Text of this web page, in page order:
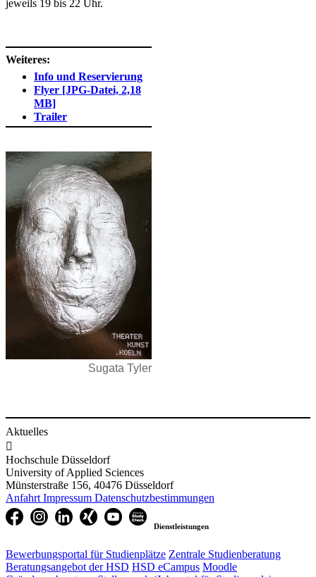
jeweils 19 bis 22 Uhr.
Weiteres:
Info und Reservierung
Flyer [JPG-Datei, 2,18
MB]
Trailer
Sugata Tyler
Aktuelles

Hochschule Düsseldorf
University of Applied Sciences
Münsterstraße 156, 40476 Düsseldorf
Anfahrt Impressum Datenschutzbestimmungen
Dienstleistungen
Bewerbungsportal für Studienplätze Zentrale Studienberatung
Beratungsangebot der HSD HSD eCampus Moodle